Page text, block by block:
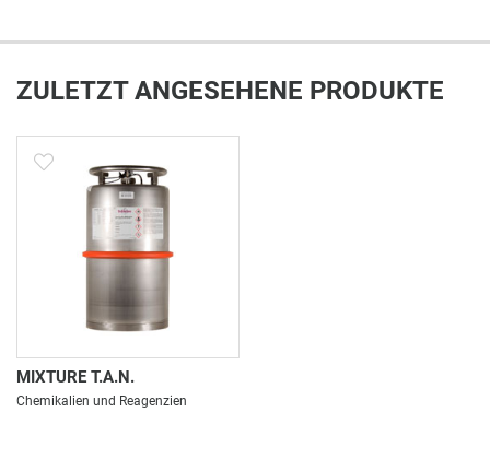
ZULETZT ANGESEHENE PRODUKTE
MIXTURE T.A.N.
Chemikalien und Reagenzien